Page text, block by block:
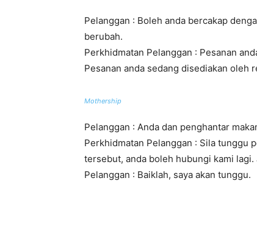
Pelanggan : Boleh anda bercakap
berubah.
Perkhidmatan Pelanggan : Pesanan
Pesanan anda sedang disediakan oleh
Mothership
Pelanggan : Anda dan penghantar
Perkhidmatan Pelanggan : Sila tunggu
tersebut, anda boleh hubungi kami
Pelanggan : Baiklah, saya akan tunggu.